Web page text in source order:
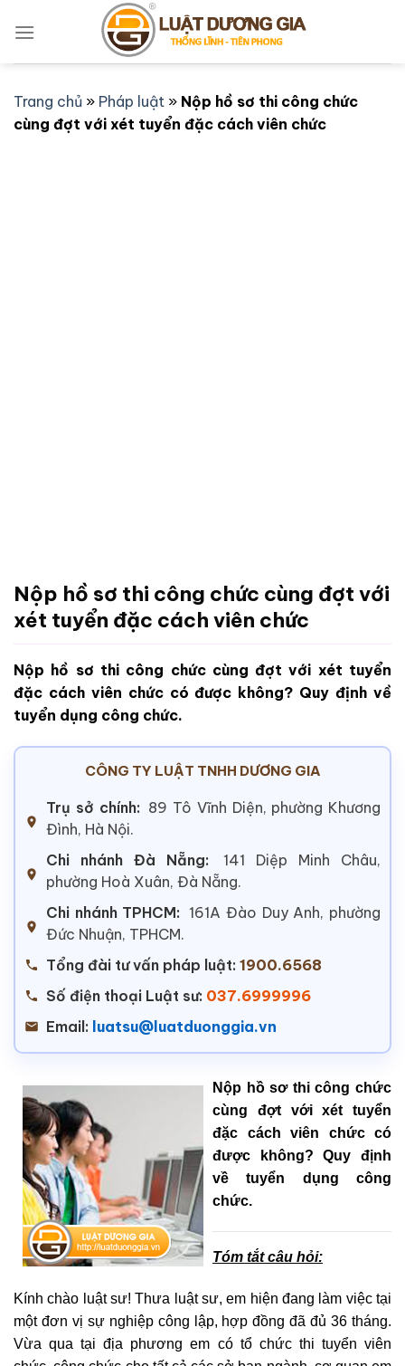
qua
Trang chủ » Pháp luật » Nộp hồ sơ thi công chức
cùng đợt với xét tuyển đặc cách viên chức
Nộp hồ sơ thi công chức cùng đợt với
xét tuyển đặc cách viên chức
Nộp hồ sơ thi công chức cùng đợt với xét tuyển
đặc cách viên chức có được không? Quy định về
tuyển dụng công chức.
CÔNG TY LUẬT TNHH DƯƠNG GIA
Trụ sở chính: 89 Tô Vĩnh Diện, phường Khương
Đình, Hà Nội.
Chi nhánh Đà Nẵng:
141 Diệp Minh Châu,
phường Hoà Xuân, Đà Nẵng.
Chi nhánh TPHCM: 161A Đào Duy Anh, phường
Đức Nhuận, TPHCM.
Tổng đài tư vấn pháp luật: 1900.6568
Số điện thoại Luật sư: 037.6999996
Email: luatsu@luatduonggia.vn
Nộp hồ sơ thi công chức
cùng đợt với xét tuyển
đặc cách viên chức có
được không? Quy định
về tuyển dụng công
chức.
Tóm tắt câu hỏi:
Kính chào luật sư! Thưa luật sư, em hiện đang làm việc tại
một đơn vị sự nghiệp công lập, hợp đồng đã đủ 36 tháng.
Vừa qua tại địa phương em có tổ chức thi tuyển viên